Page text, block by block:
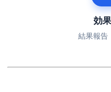
効
結果報告